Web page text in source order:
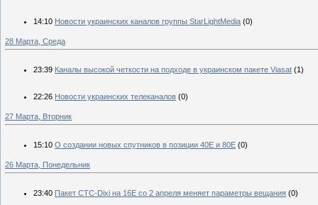
14:10 Новости украинских каналов группы StarLightMedia (0)
28 Марта, Среда
23:39 Каналы высокой четкости на подходе в украинском пакете Viasat (1)
22:26 Новости украинских телеканалов (0)
27 Марта, Вторник
15:10 О создании новых спутников в позиции 40Е и 80Е (0)
26 Марта, Понедельник
23:40 Пакет СТС-Dixi на 16Е со 2 апреля меняет параметры вещания (0)